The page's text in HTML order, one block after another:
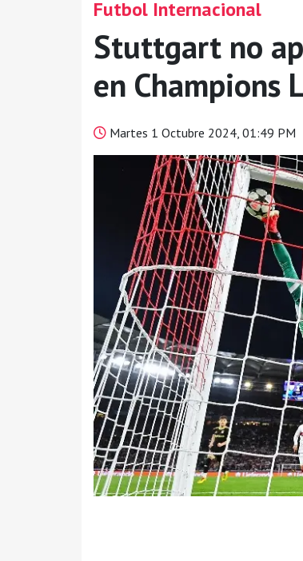
Futbol Internacional
Stuttgart no
en Champions
Martes 1 Octubre 2024, 01:49 PM